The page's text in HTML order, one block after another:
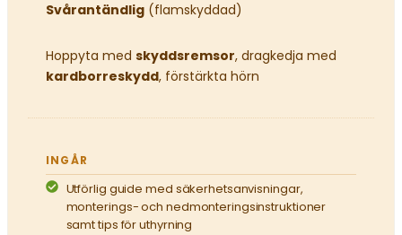
Svårantändlig (flamskyddad)
Hoppyta med skyddsremsor, dragkedja med
kardborreskydd, förstärkta hörn
INGÅR
Utförlig guide med säkerhetsanvisningar,
monterings- och nedmonteringsinstruktioner
samt tips för uthyrning